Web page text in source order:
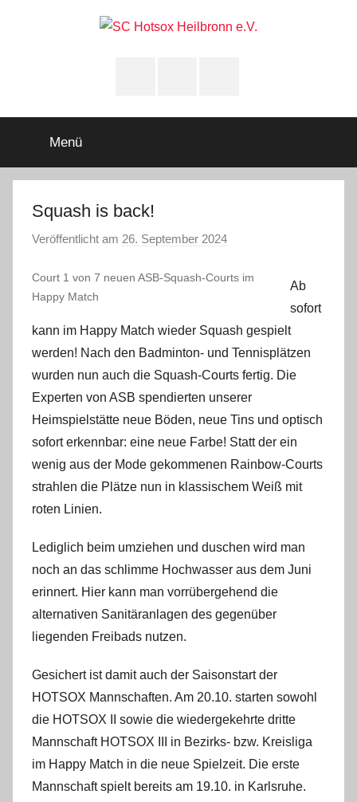
Heilbronn
e.V.
Menü
Squash is back!
Veröffentlicht am 26. September 2024
n
Court 1 von 7 neuen ASB-Squash-Courts im
Happy Match
Ab
sofort
kann im Happy Match wieder Squash gespielt
werden! Nach den Badminton- und Tennisplätzen
wurden nun auch die Squash-Courts fertig. Die
Experten von ASB spendierten unserer
Heimspielstätte neue Böden, neue Tins und optisch
sofort erkennbar: eine neue Farbe! Statt der ein
wenig aus der Mode gekommenen Rainbow-Courts
strahlen die Plätze nun in klassischem Weiß mit
roten Linien.
Lediglich beim umziehen und duschen wird man
noch an das schlimme Hochwasser aus dem Juni
erinnert. Hier kann man vorrübergehend die
alternativen Sanitäranlagen des gegenüber
liegenden Freibads nutzen.
Gesichert ist damit auch der Saisonstart der
HOTSOX Mannschaften. Am 20.10. starten sowohl
die HOTSOX II sowie die wiedergekehrte dritte
Mannschaft HOTSOX III in Bezirks- bzw. Kreisliga
im Happy Match in die neue Spielzeit. Die erste
Mannschaft spielt bereits am 19.10. in Karlsruhe.